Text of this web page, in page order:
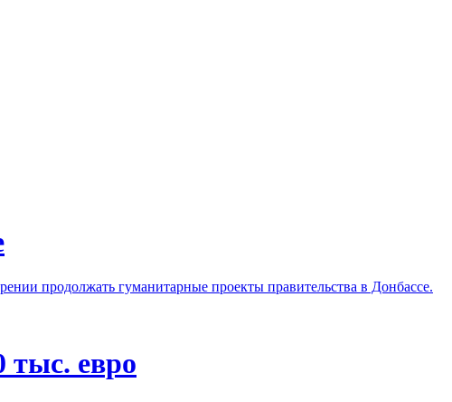
продолжать гуманитарные проекты правительства в Донбассе.
тыс. евро